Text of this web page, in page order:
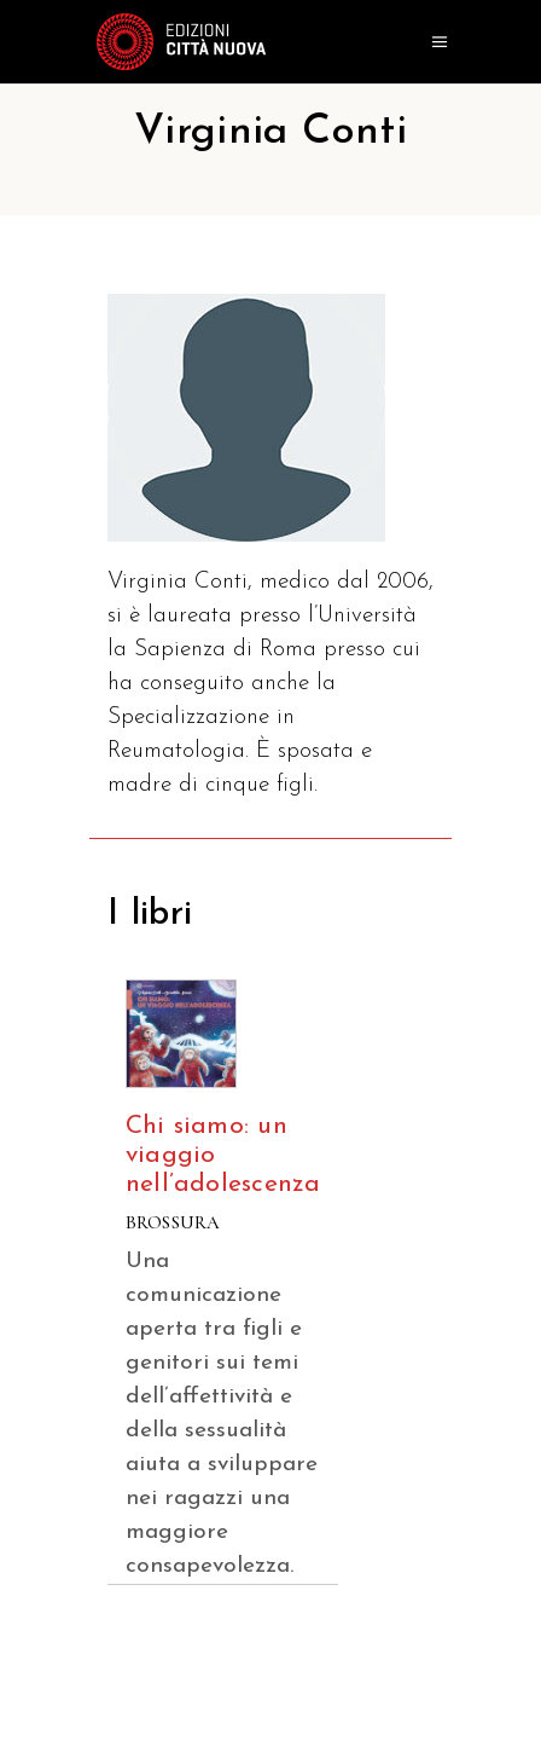
Virginia Conti
Virginia Conti, medico dal 2006,
si è laureata presso l’Università
la Sapienza di Roma presso cui
ha conseguito anche la
Specializzazione in
Reumatologia. È sposata e
madre di cinque figli.
I libri
Chi siamo: un
viaggio
nell’adolescenza
BROSSURA
Una
comunicazione
aperta tra figli e
genitori sui temi
dell’affettività e
della sessualità
aiuta a sviluppare
nei ragazzi una
maggiore
consapevolezza.